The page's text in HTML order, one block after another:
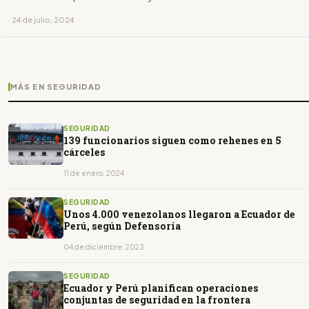
· 24 de julio, 2024
MÁS EN SEGURIDAD
SEGURIDAD
139 funcionarios siguen como rehenes en 5
cárceles
11 de enero, 2024
SEGURIDAD
Unos 4.000 venezolanos llegaron a Ecuador de
Perú, según Defensoría
04 de diciembre, 2023
SEGURIDAD
Ecuador y Perú planifican operaciones
conjuntas de seguridad en la frontera